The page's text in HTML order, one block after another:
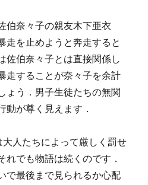
伯奈々子の親友木下亜衣
走を止めようと奔走すると
佐伯奈々子とは直接関係し
走することが奈々子を余計
ょう．男子生徒たちの無関
動が尊く見えます．
人たちによって厳しく罰せ
れでも物語は続くのです．
で最後まで見られるか心配